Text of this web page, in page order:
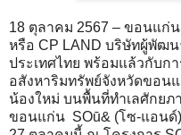
18 ตุลาคม 2567 – ขอนแก่
หรือ CP LAND บริษัทผู้พัฒ
ประเทศไทย พร้อมแล้วกับก
อสังหาริมทรัพย์จังหวัดขอน
น้องใหม่ บนพื้นที่ทำเลศักยภ
ขอนแก่น SOū& (โซ-แอนด์)